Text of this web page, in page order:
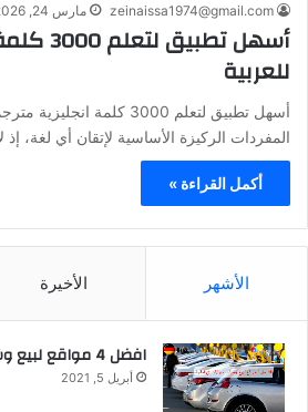
zeinaissa1974@gmail.com مارس 24, 2026
أسهل
للعربية
أسهل تطبيق لتعلم 3000 كلمة
المفردات الركيزة الأساسية لإتقان أي لغة،
أكمل القراءة »
الأشهر الأخيرة
افضل 4 مواقع لبيع وشراء السيارات في ألمانيا
أبريل 5, 2021